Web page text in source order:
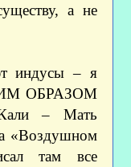
а не
индусы – я
ОБРАЗОМ
– Мать
«Воздушном
там все